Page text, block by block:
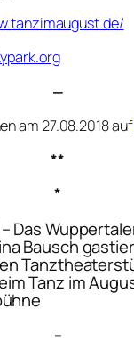
—
am 27.08.2018 auf
**
*
Das
Bausch
Tanz im
–